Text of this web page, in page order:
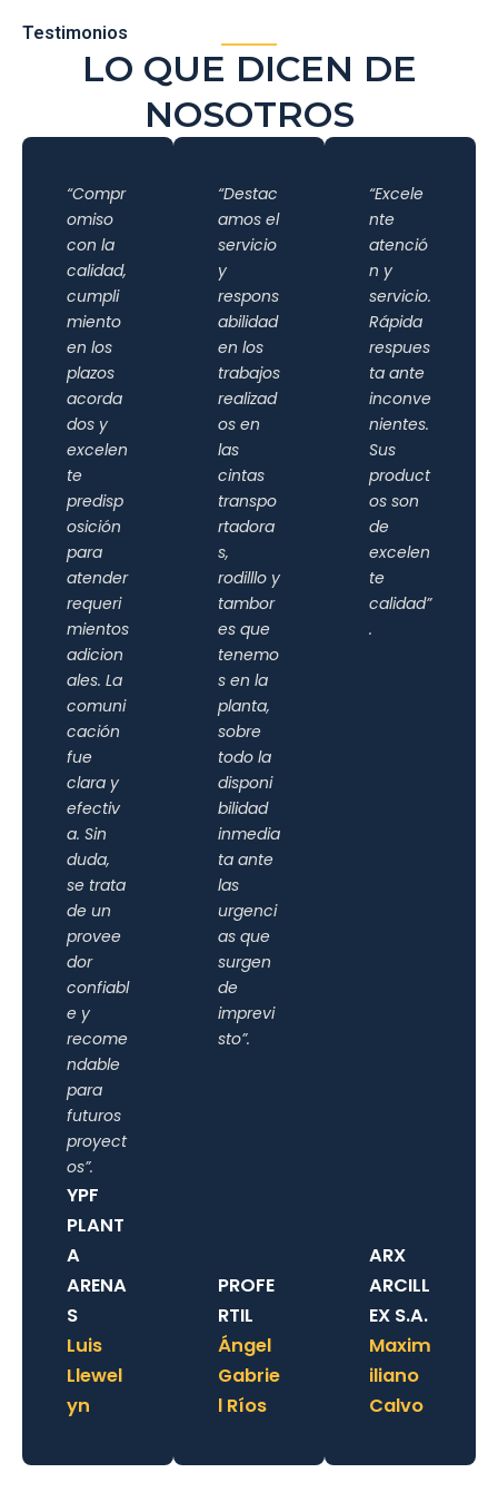
Testimonios
LO QUE DICEN DE
NOSOTROS
“Compr
omiso
con la
calidad,
cumpli
miento
en los
plazos
acorda
dos y
excelen
te
predisp
osición
para
atender
requeri
mientos
adicion
ales. La
comuni
cación
fue
clara y
efectiv
a. Sin
duda,
se trata
de un
provee
dor
confiabl
e y
recome
ndable
para
futuros
proyect
os”.
YPF
PLANT
A
ARENA
S
Luis
Llewel
yn
“Destac
amos el
servicio
y
respons
abilidad
en los
trabajos
realizad
os en
las
cintas
transpo
rtadora
s,
rodilllo y
tambor
es que
tenemo
s en la
planta,
sobre
todo la
disponi
bilidad
inmedia
ta ante
las
urgenci
as que
surgen
de
imprevi
sto”.
PROFE
RTIL
Ángel
Gabrie
l Ríos
“Excele
nte
atenció
n y
servicio.
Rápida
respues
ta ante
inconve
nientes.
Sus
product
os son
de
excelen
te
calidad”
.
ARX
ARCILL
EX S.A.
Maxim
iliano
Calvo